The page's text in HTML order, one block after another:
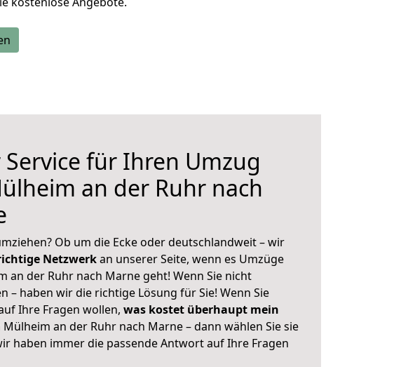
Service für Ihren Umzug
an der Ruhr nach
Ob um die Ecke oder deutschlandweit – wir
Netzwerkan unserer Seite, wenn es Umzüge
an der Ruhr nach Marne geht! Wenn Sie nicht
– haben wir die richtige Lösung für Sie! Wenn Sie
Ihre Fragen wollen, was kostet überhaupt mein
Mülheim an der Ruhr nach Marne – dann wählen Sie sie
haben immer die passende Antwort auf Ihre Fragen